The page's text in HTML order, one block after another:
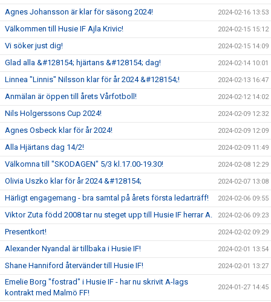
Agnes Johansson är klar för säsong 2024! 2024-02-16 13:53
Välkommen till Husie IF Ajla Krivic! 2024-02-15 15:12
Vi söker just dig! 2024-02-15 14:09
Glad alla &#128154; hjärtans &#128154; dag! 2024-02-14 10:01
Linnea "Linnis" Nilsson klar för år 2024 &#128154;! 2024-02-13 16:47
Anmälan är öppen till årets Vårfotboll! 2024-02-12 14:02
Nils Holgerssons Cup 2024! 2024-02-09 12:32
Agnes Osbeck klar för år 2024! 2024-02-09 12:09
Alla Hjärtans dag 14/2! 2024-02-09 11:49
Välkomna till "SKODAGEN" 5/3 kl.17.00-19.30! 2024-02-08 12:29
Olivia Uszko klar för år 2024 &#128154; 2024-02-07 13:08
Härligt engagemang - bra samtal på årets första ledarträff! 2024-02-06 09:55
Viktor Zuta född 2008 tar nu steget upp till Husie IF herrar A. 2024-02-06 09:23
Presentkort! 2024-02-02 09:29
Alexander Nyandal är tillbaka i Husie IF! 2024-02-01 13:54
Shane Hanniford återvänder till Husie IF! 2024-02-01 13:27
Emelie Borg "fostrad" i Husie IF - har nu skrivit A-lags
kontrakt med Malmö FF!
2024-01-27 14:45